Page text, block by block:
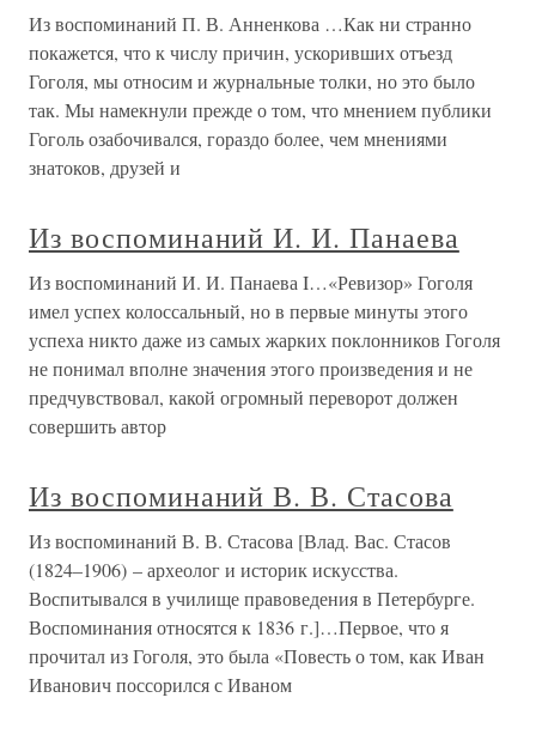
Из воспоминаний П. В. Анненкова …Как ни странно
покажется, что к числу причин, ускоривших отъезд
Гоголя, мы относим и журнальные толки, но это было
так. Мы намекнули прежде о том, что мнением публики
Гоголь озабочивался, гораздо более, чем мнениями
знатоков, друзей и
Из воспоминаний И. И. Панаева
Из воспоминаний И. И. Панаева I…«Ревизор» Гоголя
имел успех колоссальный, но в первые минуты этого
успеха никто даже из самых жарких поклонников Гоголя
не понимал вполне значения этого произведения и не
предчувствовал, какой огромный переворот должен
совершить автор
Из воспоминаний В. В. Стасова
Из воспоминаний В. В. Стасова [Влад. Вас. Стасов
(1824–1906) – археолог и историк искусства.
Воспитывался в училище правоведения в Петербурге.
Воспоминания относятся к 1836 г.]…Первое, что я
прочитал из Гоголя, это была «Повесть о том, как Иван
Иванович поссорился с Иваном